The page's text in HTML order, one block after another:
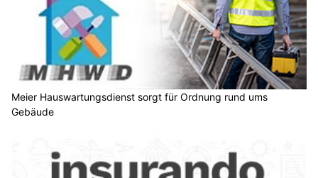
Meier Hauswartungsdienst sorgt für Ordnung rund ums
Gebäude